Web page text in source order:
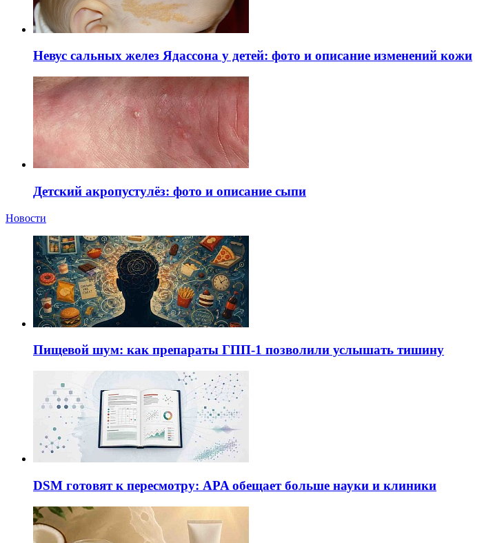
Невус сальных желез Ядассона у детей: фото и описание изменений кожи
Детский акропустулёз: фото и описание сыпи
Новости
Пищевой шум: как препараты ГПП-1 позволили услышать тишину
DSM готовят к пересмотру: APA обещает больше науки и клиники